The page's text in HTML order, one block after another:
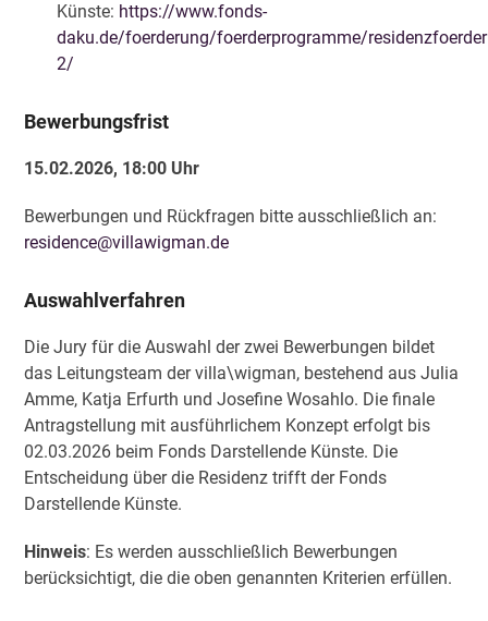
Künste: https://www.fonds-
daku.de/foerderung/foerderprogramme/
2/
Bewerbungsfrist
15.02.2026, 18:00 Uhr
Bewerbungen und Rückfragen bitte ausschließlich an:
residence@villawigman.de
Auswahlverfahren
Die Jury für die Auswahl der zwei Bewerbungen bildet
das Leitungsteam der villa\wigman, bestehend aus Julia
Amme, Katja Erfurth und Josefine Wosahlo. Die finale
Antragstellung mit ausführlichem Konzept erfolgt bis
02.03.2026 beim Fonds Darstellende Künste. Die
Entscheidung über die Residenz trifft der Fonds
Darstellende Künste.
Hinweis: Es werden ausschließlich Bewerbungen
berücksichtigt, die die oben genannten Kriterien erfüllen.